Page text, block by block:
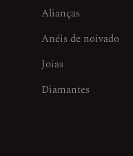
Alianças
Anéis de noivado
Joias
Diamantes